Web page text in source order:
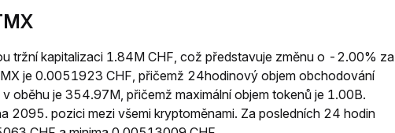
tržní kapitalizaci 1.84M CHF, což představuje změnu o -2.00% za
je 0.0051923 CHF, přičemž 24hodinový objem obchodování
oběhu je 354.97M, přičemž maximální objem tokenů je 1.00B.
2095. pozici mezi všemi kryptoměnami. Za posledních 24 hodin